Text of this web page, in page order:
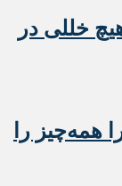
خللی در
را